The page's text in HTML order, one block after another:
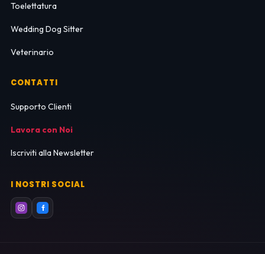
Toelettatura
Wedding Dog Sitter
Veterinario
CONTATTI
Supporto Clienti
Lavora con Noi
Iscriviti alla Newsletter
I NOSTRI SOCIAL